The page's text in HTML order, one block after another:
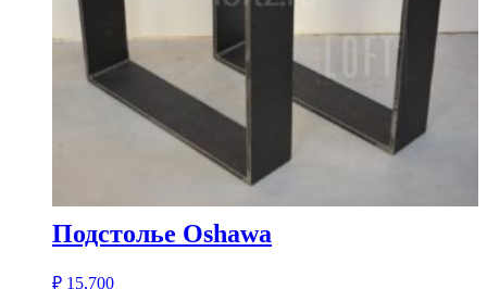
Подстолье Oshawa
₽ 15,700